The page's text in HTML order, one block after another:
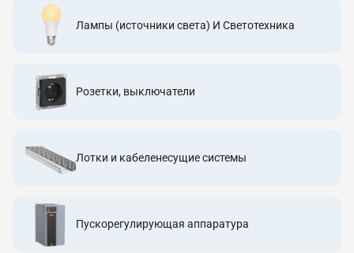
Лампы (источники света) И Светотехника
Розетки, выключатели
Лотки и кабеленесущие системы
Пускорегулирующая аппаратура